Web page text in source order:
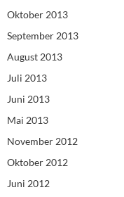
Oktober 2013
September 2013
August 2013
Juli 2013
Juni 2013
Mai 2013
November 2012
Oktober 2012
Juni 2012